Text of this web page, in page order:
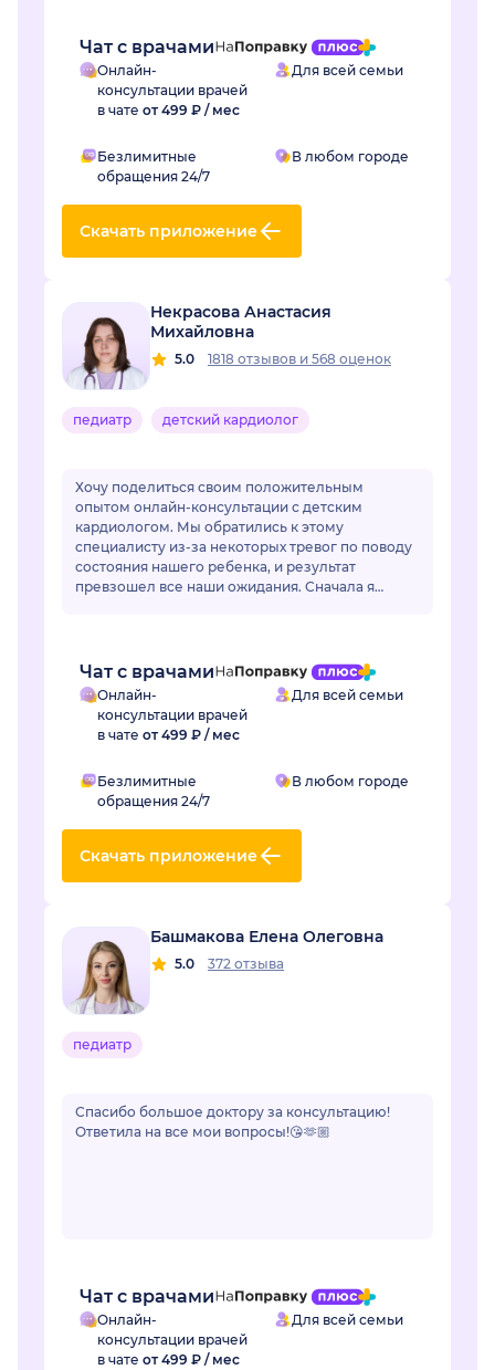
Чат с врачами
Онлайн-
консультации врачей
в чате от 499 ₽ / мес
Для всей семьи
Безлимитные
обращения 24/7
В любом городе
Скачать приложение
Некрасова Анастасия
Михайловна
5.0 1818 отзывов и 568 оценок
педиатр детский кардиолог
Хочу поделиться своим положительным
опытом онлайн-консультации с детским
кардиологом. Мы обратились к этому
специалисту из-за некоторых тревог по поводу
состояния нашего ребенка, и результат
превзошел все наши ожидания. Сначала я
Чат с врачами
Онлайн-
консультации врачей
в чате от 499 ₽ / мес
Для всей семьи
Безлимитные
обращения 24/7
В любом городе
Скачать приложение
Башмакова Елена Олеговна
5.0 372 отзыва
педиатр
Спасибо большое доктору за консультацию!
Ответила на все мои вопросы!😘🫶🏼
Чат с врачами
Онлайн-
консультации врачей
в чате от 499 ₽ / мес
Для всей семьи